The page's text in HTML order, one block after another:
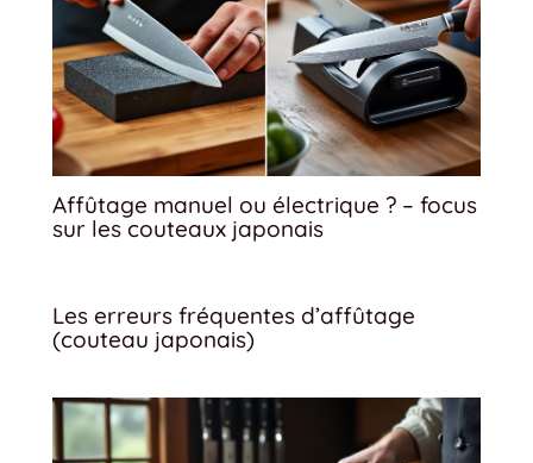
Affûtage manuel ou électrique ? – focus
sur les couteaux japonais
Les erreurs fréquentes d’affûtage
(couteau japonais)